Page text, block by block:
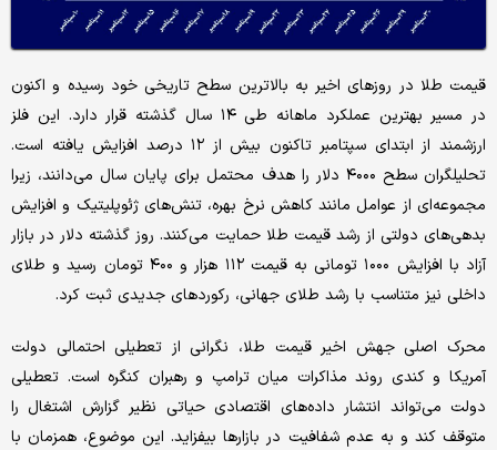
قیمت طلا در روزهای اخیر به بالاترین سطح تاریخی خود رسیده و اکنون
در مسیر بهترین عملکرد ماهانه طی ۱۴ سال گذشته قرار دارد. این فلز
ارزشمند از ابتدای سپتامبر تاکنون بیش از ۱۲ درصد افزایش یافته است.
تحلیلگران سطح ۴۰۰۰ دلار را هدف محتمل برای پایان سال می‌دانند، زیرا
مجموعه‌ای از عوامل مانند کاهش نرخ بهره، تنش‌های ژئوپلیتیک و افزایش
بدهی‌های دولتی از رشد قیمت طلا حمایت می‌کنند. روز گذشته دلار در بازار
آزاد با افزایش ۱۰۰۰ تومانی به قیمت ۱۱۲ هزار و ۴۰۰ تومان رسید و طلای
داخلی نیز متناسب با رشد طلای جهانی، رکوردهای جدیدی ثبت کرد.
محرک اصلی جهش اخیر قیمت طلا، نگرانی از تعطیلی احتمالی دولت
آمریکا و کندی روند مذاکرات میان ترامپ و رهبران کنگره است. تعطیلی
دولت می‌تواند انتشار داده‌های اقتصادی حیاتی نظیر گزارش اشتغال را
متوقف کند و به عدم شفافیت در بازارها بیفزاید. این موضوع، همزمان با